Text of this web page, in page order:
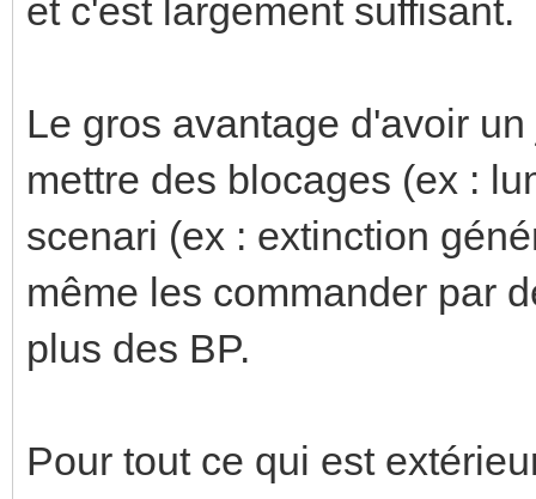
et c'est largement suffisant.
Le gros avantage d'avoir
mettre des blocages (ex :
scenari (ex : extinction
même les commander par
plus des BP.
Pour tout ce qui est